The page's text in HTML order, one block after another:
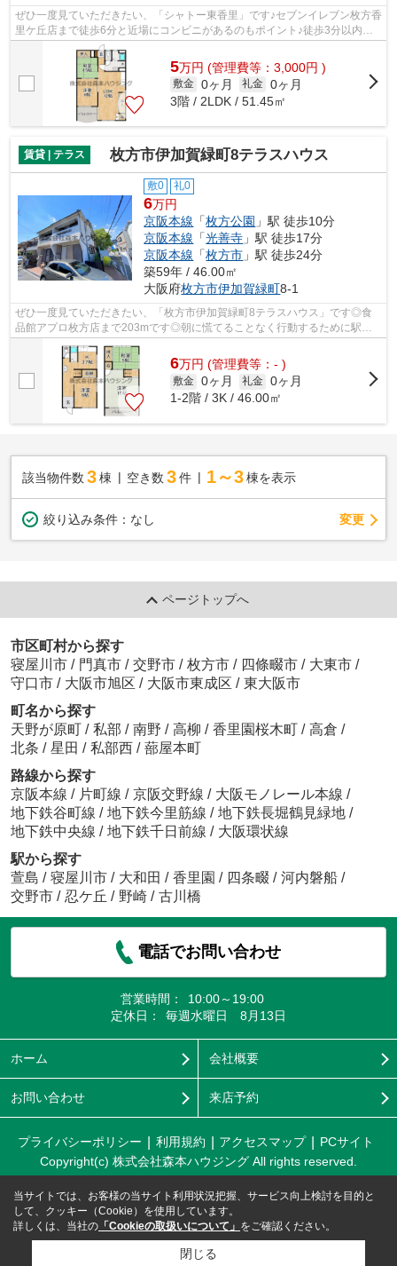
ぜひ一度見ていただきたい、「シャトー東香里」です♪セブンイレブン枚方香
里ケ丘店まで徒歩6分と近場にコンビニがあるのもポイント♪徒歩3分以内の
場所にバス停があり、アクセス便利で...
5万円 (管理費等：3,000円 )
敷金 0ヶ月 礼金 0ヶ月
3階 / 2LDK / 51.45㎡
賃貸 | テラス 枚方市伊加賀緑町8テラスハウス
敷0 礼0
6万円
京阪本線 「枚方公園 」駅 徒歩10分
京阪本線 「光善寺 」駅 徒歩17分
京阪本線 「枚方市 」駅 徒歩24分
築59年 / 46.00㎡
大阪府枚方市伊加賀緑町8-1
ぜひ一度見ていただきたい、「枚方市伊加賀緑町8テラスハウス」です◎食
品館アプロ枚方店まで203mです◎朝に慌てることなく行動するために駅か
ら徒歩10分の駅近テラスハウスはいかがでし...
6万円 (管理費等：- )
敷金 0ヶ月 礼金 0ヶ月
1-2階 / 3K / 46.00㎡
該当物件数 3棟 空き数 3 件 1～3 棟を表示
絞り込み条件： なし 変更
ページトップへ
市区町村から探す
寝屋川市 / 門真市 / 交野市 / 枚方市 / 四條畷市 / 大東市 /
守口市 / 大阪市旭区 / 大阪市東成区 / 東大阪市
町名から探す
天野が原町 / 私部 / 南野 / 高柳 / 香里園桜木町 / 高倉 /
北条 / 星田 / 私部西 / 蔀屋本町
路線から探す
京阪本線 / 片町線 / 京阪交野線 / 大阪モノレール本線 /
地下鉄谷町線 / 地下鉄今里筋線 / 地下鉄長堀鶴見緑地 /
地下鉄中央線 / 地下鉄千日前線 / 大阪環状線
駅から探す
萱島 / 寝屋川市 / 大和田 / 香里園 / 四条畷 / 河内磐船 /
交野市 / 忍ケ丘 / 野崎 / 古川橋
電話でお問い合わせ
営業時間：
10:00～19:00
定休日：
毎週水曜日 8月13日
ホーム 会社概要
お問い合わせ 来店予約
プライバシーポリシー 利用規約 アクセスマップ
PCサイト
Copyright(c) 株式会社森本ハウジング All rights reserved.
当サイトでは、お客様の当サイト利用状況把握、サービス向上検討を目的と
して、クッキー（Cookie）を使用しています。
詳しくは、当社の 「Cookieの取扱いについて」 をご確認ください。
閉じる